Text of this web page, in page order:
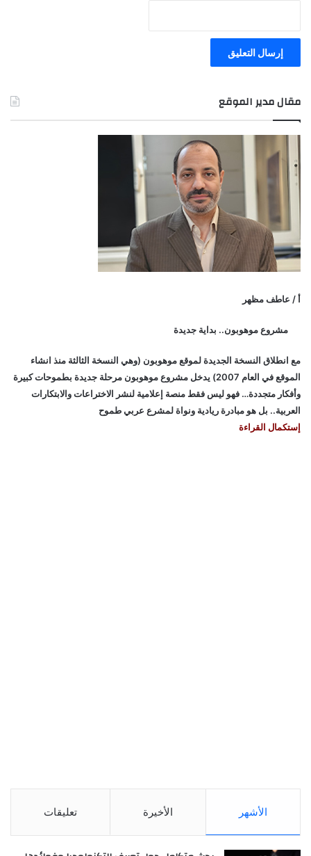
مقال مدير الموقع
أ / عاطف مظهر
مشروع موهوبون.. بداية جديدة
مع انطلاق النسخة الجديدة لموقع موهوبون (وهي النسخة الثالثة منذ انشاء
الموقع في العام 2007) يدخل مشروع موهوبون مرحلة جديدة بطموحات كبيرة
وأفكار متجددة… فهو ليس فقط منصة إعلامية لنشر الاختراعات والابتكارات
العربية.. بل هو مبادرة ريادية ونواة لمشرع عربي طموح
إستكمال القراءة
الأشهر الأخيرة تعليقات